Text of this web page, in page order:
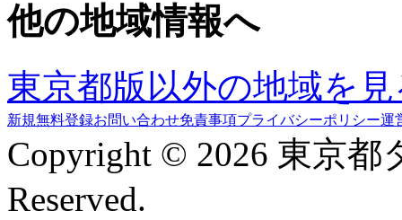
他の地域情報へ
東京都版以外の地域を
新規無料登録お問い合わせ免責事項プライバシーポリシー運
Copyright © 2026 東京
Reserved.